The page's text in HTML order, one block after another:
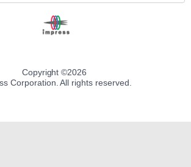
Copyright ©2026
Corporation. All rights reserved.